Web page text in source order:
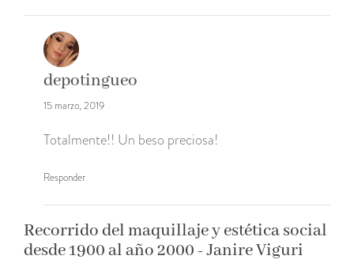
depotingueo
15 marzo, 2019
Totalmente!! Un beso preciosa!
Responder
Recorrido del maquillaje y estética social
desde 1900 al año 2000 - Janire Viguri